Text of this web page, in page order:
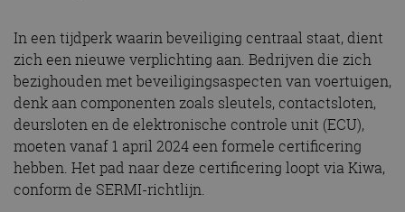
In een tijdperk waarin beveiliging centraal staat, dient
zich een nieuwe verplichting aan. Bedrijven die zich
bezighouden met beveiligingsaspecten van voertuigen,
denk aan componenten zoals sleutels, contactsloten,
deursloten en de elektronische controle unit (ECU),
moeten vanaf 1 april 2024 een formele certificering
hebben. Het pad naar deze certificering loopt via Kiwa,
conform de SERMI-richtlijn.